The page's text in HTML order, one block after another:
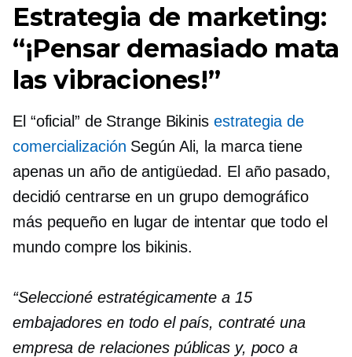
Estrategia de marketing:
“¡Pensar demasiado mata
las vibraciones!”
El “oficial” de Strange Bikinis estrategia de
comercialización Según Ali, la marca tiene
apenas un año de antigüedad. El año pasado,
decidió centrarse en un grupo demográfico
más pequeño en lugar de intentar que todo el
mundo compre los bikinis.
“Seleccioné estratégicamente a 15
embajadores en todo el país, contraté una
empresa de relaciones públicas y, poco a